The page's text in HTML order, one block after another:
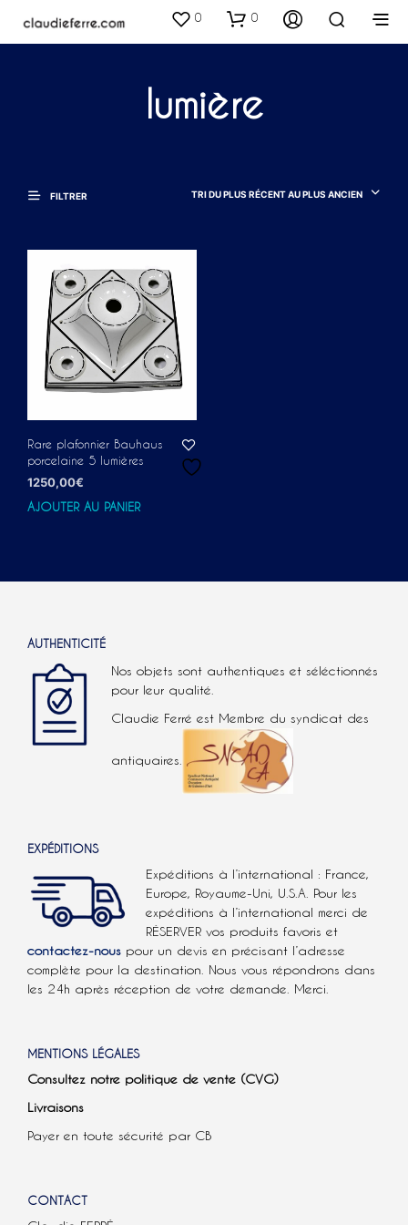
0 0
lumière
FILTRER TRI DU PLUS RÉCENT AU PLUS ANCIEN
Rare plafonnier Bauhaus
porcelaine 5 lumières
1250,00€
AJOUTER AU PANIER
AUTHENTICITÉ
Nos objets sont authentiques et séléctionnés
pour leur qualité.
Claudie Ferré est Membre du syndicat des
antiquaires.
EXPÉDITIONS
Expéditions à l’international : France,
Europe, Royaume-Uni, U.S.A. Pour les
expéditions à l’international merci de
RÉSERVER vos produits favoris et
contactez-nous pour un devis en précisant l’adresse
complète pour la destination. Nous vous répondrons dans
les 24h après réception de votre demande. Merci.
MENTIONS LÉGALES
Consultez notre politique de vente (CVG)
Livraisons
Payer en toute sécurité par CB
CONTACT